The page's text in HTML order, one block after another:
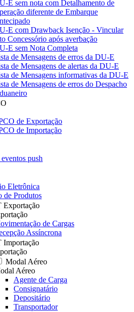
E sem nota com Detalhamento de
diferente de Embarque
E com Drawback Isenção - Vincular
Concessório após averbação
E sem Nota Completa
de Mensagens de erros da DU-E
de Mensagens de alertas da DU-E
de Mensagens informativas da DU-E
de Mensagens de erros do Despacho
de Exportação
de Importação
push
Eletrônica
de Produtos
Exportação
de Cargas
Assíncrona
Importação
Modal Aéreo
Aéreo
Agente de Carga
Consignatário
Depositário
Transportador